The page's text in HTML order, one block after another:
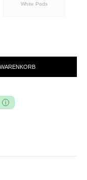
White Pods